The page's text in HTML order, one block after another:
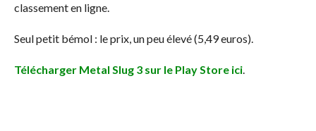
classement en ligne.
Seul petit bémol : le prix, un peu élevé (5,49 euros).
Télécharger Metal Slug 3 sur le Play Store ici.